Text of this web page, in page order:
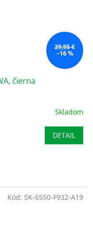
29,95 €
–16 %
čierna
Skladom
DETAIL
Kód: SK-6550-F932-A19